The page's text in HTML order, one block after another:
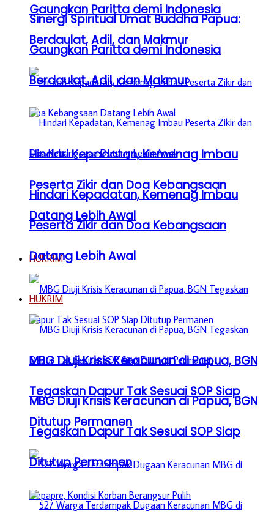
Gaungkan Paritta demi Indonesia
Berdaulat, Adil, dan Makmur
Hindari Kepadatan, Kemenag Imbau
Peserta Zikir dan Doa Kebangsaan
Datang Lebih Awal
HUKRIM
MBG Diuji Krisis Keracunan di Papua, BGN
Tegaskan Dapur Tak Sesuai SOP Siap
Ditutup Permanen
Sinergi Spiritual Umat Buddha Papua:
Gaungkan Paritta demi Indonesia
Berdaulat, Adil, dan Makmur
Hindari Kepadatan, Kemenag Imbau
Peserta Zikir dan Doa Kebangsaan
Datang Lebih Awal
HUKRIM
MBG Diuji Krisis Keracunan di Papua, BGN
Tegaskan Dapur Tak Sesuai SOP Siap
Ditutup Permanen